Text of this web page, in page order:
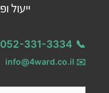
📞
052-331-3334
✉️
info@4ward.co.il